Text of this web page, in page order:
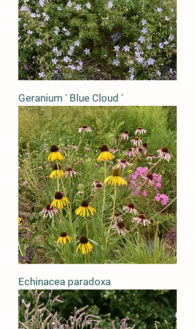
Geranium ' Blue Cloud '
Echinacea paradoxa